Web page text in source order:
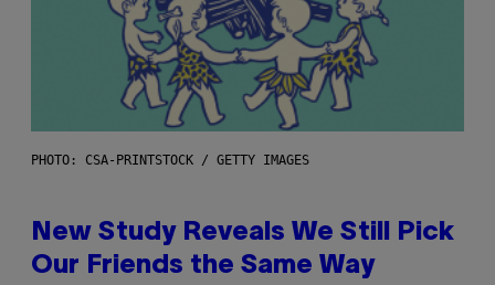
PHOTO: CSA-PRINTSTOCK / GETTY IMAGES
New Study Reveals We Still Pick
Our Friends the Same Way